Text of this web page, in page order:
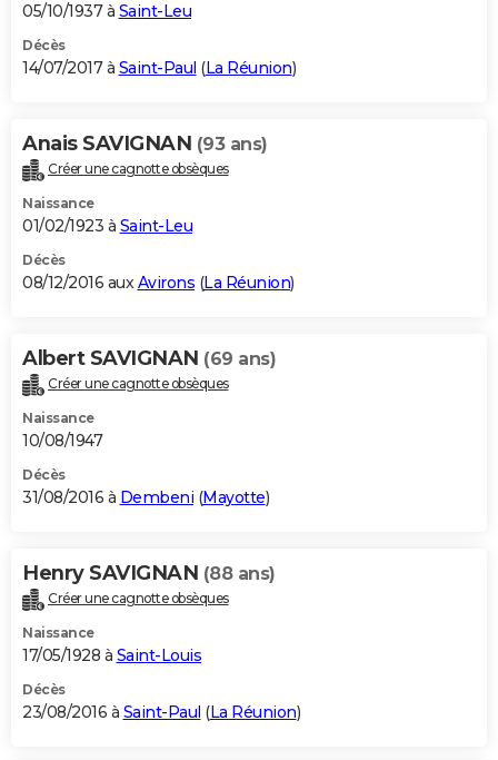
05/10/1937 à Saint-Leu
Décès
14/07/2017 à Saint-Paul (La Réunion)
Anais SAVIGNAN (93 ans)
Créer une cagnotte obsèques
Naissance
01/02/1923 à Saint-Leu
Décès
08/12/2016 auxAvirons (La Réunion)
Albert SAVIGNAN (69 ans)
Créer une cagnotte obsèques
Naissance
10/08/1947
Décès
31/08/2016 à Dembeni (Mayotte)
Henry SAVIGNAN (88 ans)
Créer une cagnotte obsèques
Naissance
17/05/1928 à Saint-Louis
Décès
23/08/2016 à Saint-Paul (La Réunion)